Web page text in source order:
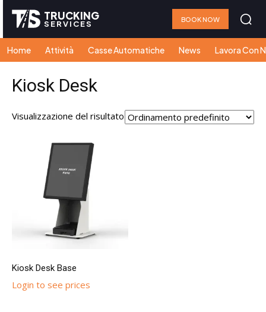
TRUCKING
SERVICES BOOK NOW
Home Attività Casse Automatiche News Lavora Con
Kiosk Desk
Visualizzazione del risultato
Kiosk Desk Base
Login to see prices